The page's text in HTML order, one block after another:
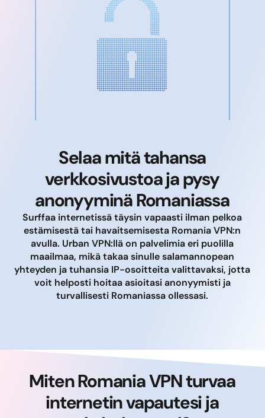
Selaa mitä tahansa
verkkosivustoa ja pysy
anonyyminä Romaniassa
Surffaa internetissä täysin vapaasti ilman pelkoa
estämisestä tai havaitsemisesta Romania VPN:n
avulla. Urban VPN:llä on palvelimia eri puolilla
maailmaa, mikä takaa sinulle salamannopean
yhteyden ja tuhansia IP-osoitteita valittavaksi, jotta
voit helposti hoitaa asioitasi anonyymisti ja
turvallisesti Romaniassa ollessasi.
Miten Romania VPN turvaa
internetin vapautesi ja